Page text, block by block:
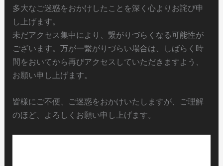
多大なご迷惑をおかけしたことを深く心よりお詫び申
し上げます。
未だアクセス集中により、繋がりづらくなる可能性が
ございます。万が一繋がりづらい場合は、しばらく時
間をおいてから再びアクセスしていただきますよう、
お願い申し上げます。
皆様にご不便、ご迷惑をおかけいたしますが、ご理解
のほど、よろしくお願い申し上げます。